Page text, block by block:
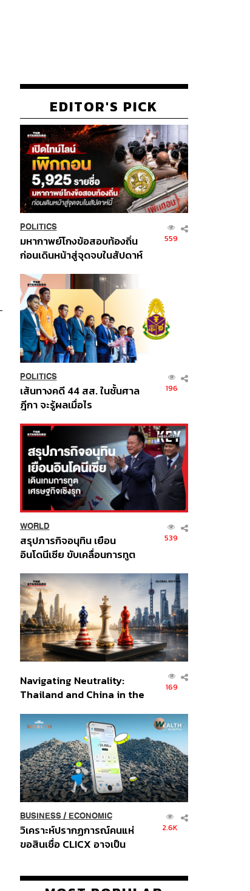
EDITOR'S PICK
POLITICS
มหากาพย์โกงข้อสอบท้องถิ่น
ก่อนเดินหน้าสู่จุดจบในสัปดาห์
559
POLITICS
เส้นทางคดี 44 สส. ในชั้นศาล
ฎีกา จะรู้ผลเมื่อไร
196
WORLD
สรุปภารกิจอนุทิน เยือน
อินโดนีเซีย ขับเคลื่อนการทูต
ส่วนยุทธศาสตร์ไทย –
อินโดนีเซีย
539
Navigating Neutrality:
Thailand and China in the
Order
169
BUSINESS/ ECONOMIC
วิเคราะห์ปรากฏการณ์คนแห่
ขอสินเชื่อ CLICX อาจเป็น
ปัญหาหนี้ครัวเรือนไทยที่ถูกซุก
2.6K